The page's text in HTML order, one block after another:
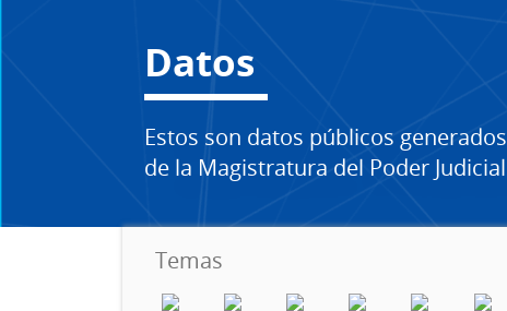
Datos
Estos son datos públicos
de la Magistratura del Poder
Temas